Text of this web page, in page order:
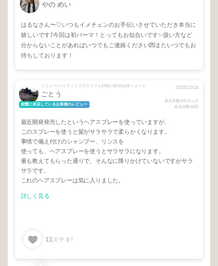
やの めい
はるなさん〜♡いつもイメチェンのお手伝いさせていただき本当に
嬉しいです⤴︎今回は初パーマ！とってもお似合いです✨扱い方など
分からないことがあればいつでもご連絡ください💌またいつでもお
待ちしております！
メニュー/ ハリウッドブロウリフト(HBL) 2回目以降 + カット
ごとう
頻繁に来店しているお客様のレビュー
2025/12/24
来店年数/1年11ヶ月
来店回数/16回
最近開発発売したというヘアスプレーを使っていますが、
このスプレーを使うと髪がサラサラで柔らかくなります。
事情で備え付けのシャンプー、リンスを
使っても、ヘアスプレーを使うとサラサラになります。
量も教えてもらった通りで、そんなに降りかけていないですがサラ
サラです。
これのヘアスプレーは気に入りました。
詳しく見る
13ステキ!